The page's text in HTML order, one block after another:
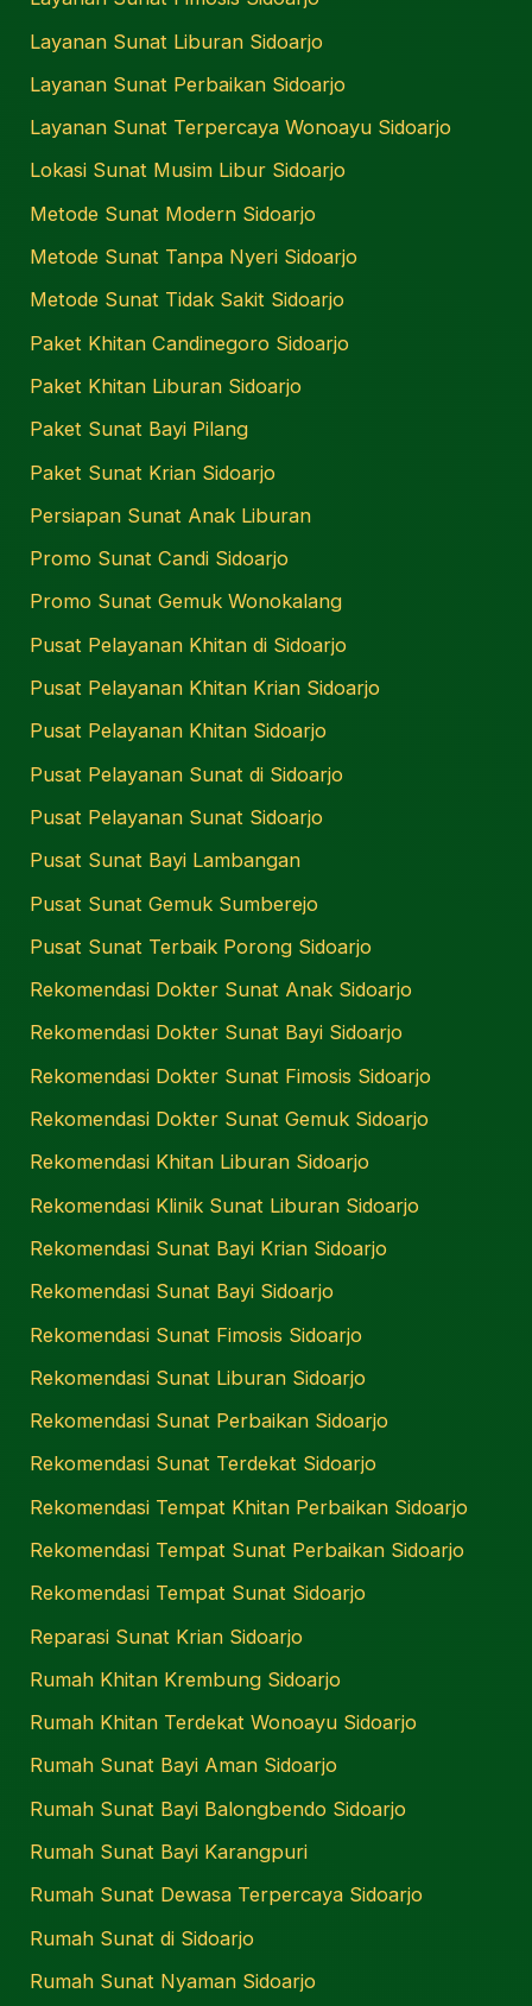
Layanan Sunat Liburan Sidoarjo
Layanan Sunat Perbaikan Sidoarjo
Layanan Sunat Terpercaya Wonoayu Sidoarjo
Lokasi Sunat Musim Libur Sidoarjo
Metode Sunat Modern Sidoarjo
Metode Sunat Tanpa Nyeri Sidoarjo
Metode Sunat Tidak Sakit Sidoarjo
Paket Khitan Candinegoro Sidoarjo
Paket Khitan Liburan Sidoarjo
Paket Sunat Bayi Pilang
Paket Sunat Krian Sidoarjo
Persiapan Sunat Anak Liburan
Promo Sunat Candi Sidoarjo
Promo Sunat Gemuk Wonokalang
Pusat Pelayanan Khitan di Sidoarjo
Pusat Pelayanan Khitan Krian Sidoarjo
Pusat Pelayanan Khitan Sidoarjo
Pusat Pelayanan Sunat di Sidoarjo
Pusat Pelayanan Sunat Sidoarjo
Pusat Sunat Bayi Lambangan
Pusat Sunat Gemuk Sumberejo
Pusat Sunat Terbaik Porong Sidoarjo
Rekomendasi Dokter Sunat Anak Sidoarjo
Rekomendasi Dokter Sunat Bayi Sidoarjo
Rekomendasi Dokter Sunat Fimosis Sidoarjo
Rekomendasi Dokter Sunat Gemuk Sidoarjo
Rekomendasi Khitan Liburan Sidoarjo
Rekomendasi Klinik Sunat Liburan Sidoarjo
Rekomendasi Sunat Bayi Krian Sidoarjo
Rekomendasi Sunat Bayi Sidoarjo
Rekomendasi Sunat Fimosis Sidoarjo
Rekomendasi Sunat Liburan Sidoarjo
Rekomendasi Sunat Perbaikan Sidoarjo
Rekomendasi Sunat Terdekat Sidoarjo
Rekomendasi Tempat Khitan Perbaikan Sidoarjo
Rekomendasi Tempat Sunat Perbaikan Sidoarjo
Rekomendasi Tempat Sunat Sidoarjo
Reparasi Sunat Krian Sidoarjo
Rumah Khitan Krembung Sidoarjo
Rumah Khitan Terdekat Wonoayu Sidoarjo
Rumah Sunat Bayi Aman Sidoarjo
Rumah Sunat Bayi Balongbendo Sidoarjo
Rumah Sunat Bayi Karangpuri
Rumah Sunat Dewasa Terpercaya Sidoarjo
Rumah Sunat di Sidoarjo
Rumah Sunat Nyaman Sidoarjo